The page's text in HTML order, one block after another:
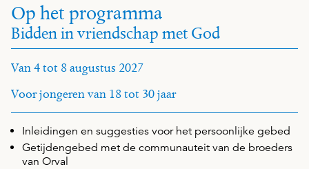
Op het programma
Bidden in vriendschap met God
Van 4 tot 8 augustus 2027
Voor jongeren van 18 tot 30 jaar
Inleidingen en suggesties voor het persoonlijke gebed
Getijdengebed met de communauteit van de broeders
van Orval